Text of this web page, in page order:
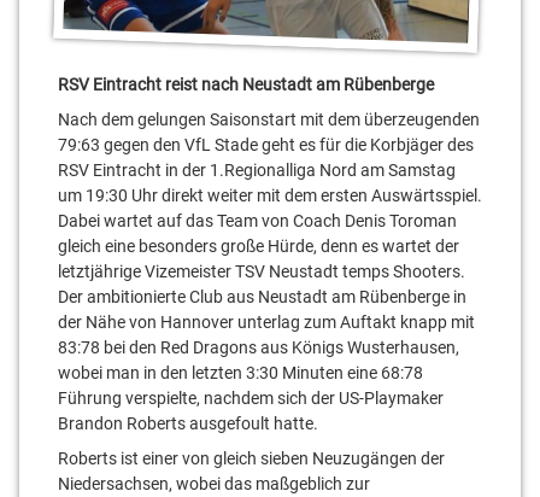
RSV Eintracht reist nach Neustadt am Rübenberge
Nach dem gelungen Saisonstart mit dem überzeugenden
79:63 gegen den VfL Stade geht es für die Korbjäger des
RSV Eintracht in der 1.Regionalliga Nord am Samstag
um 19:30 Uhr direkt weiter mit dem ersten Auswärtsspiel.
Dabei wartet auf das Team von Coach Denis Toroman
gleich eine besonders große Hürde, denn es wartet der
letztjährige Vizemeister TSV Neustadt temps Shooters.
Der ambitionierte Club aus Neustadt am Rübenberge in
der Nähe von Hannover unterlag zum Auftakt knapp mit
83:78 bei den Red Dragons aus Königs Wusterhausen,
wobei man in den letzten 3:30 Minuten eine 68:78
Führung verspielte, nachdem sich der US-Playmaker
Brandon Roberts ausgefoult hatte.
Roberts ist einer von gleich sieben Neuzugängen der
Niedersachsen, wobei das maßgeblich zur